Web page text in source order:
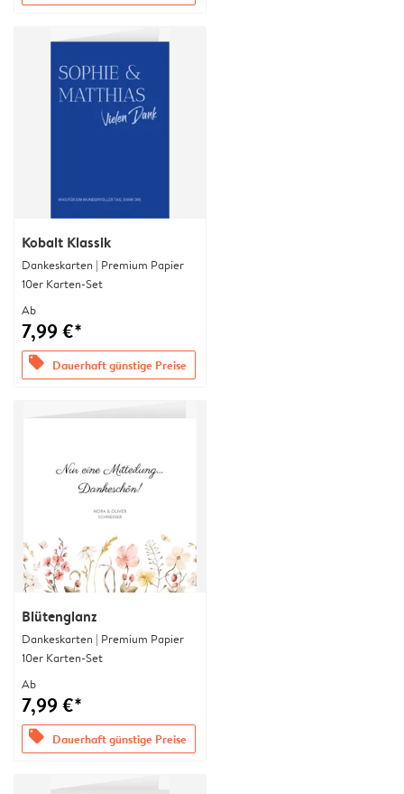
Kobalt Klassik
Dankeskarten | Premium Papier
10er Karten-Set
Ab
7,99 €*
offers Dauerhaft günstige Preise
Blütenglanz
Dankeskarten | Premium Papier
10er Karten-Set
Ab
7,99 €*
offers Dauerhaft günstige Preise